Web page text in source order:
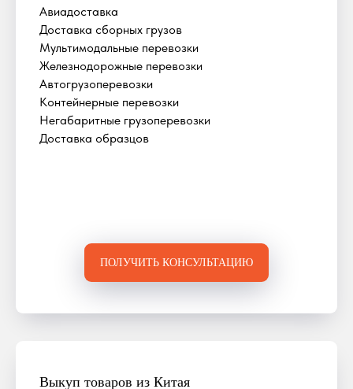
Авиадоставка
Доставка сборных грузов
Мультимодальные перевозки
Железнодорожные перевозки
Автогрузоперевозки
Контейнерные перевозки
Негабаритные грузоперевозки
Доставка образцов
ПОЛУЧИТЬ КОНСУЛЬТАЦИЮ
Выкуп товаров из Китая